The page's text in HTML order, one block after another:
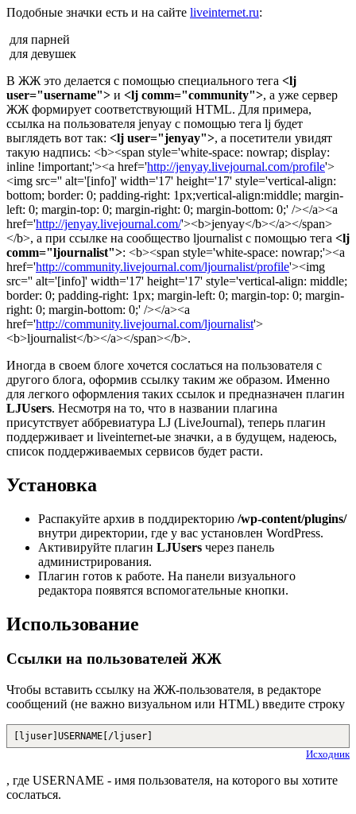
Подобные значки есть и на сайте liveinternet.ru:
для парней
для девушек
В ЖЖ это делается с помощью специального тега <lj
user="username"> и <lj comm="community">, a уже сервер
ЖЖ формирует соответствующий HTML. Для примера,
ссылка на пользователя jenyay с помощью тега lj будет
выглядеть вот так: <lj user="jenyay">, а посетители увидят
такую надпись: <b><span style='white-space: nowrap; display:
inline !important;'><a href='http://jenyay.livejournal.com/profile'>
<img src='' alt='[info]' width='17' height='17' style='vertical-align:
bottom; border: 0; padding-right: 1px;vertical-align:middle; margin-
left: 0; margin-top: 0; margin-right: 0; margin-bottom: 0;' /></a><a
href='http://jenyay.livejournal.com/'><b>jenyay</b></a></span>
</b>, а при ссылке на сообщество ljournalist с помощью тега <lj
comm="ljournalist">: <b><span style='white-space: nowrap;'><a
href='http://community.livejournal.com/ljournalist/profile'><img
src='' alt='[info]' width='17' height='17' style='vertical-align: middle;
border: 0; padding-right: 1px; margin-left: 0; margin-top: 0; margin-
right: 0; margin-bottom: 0;' /></a><a
href='http://community.livejournal.com/ljournalist'>
<b>ljournalist</b></a></span></b>.
Иногда в своем блоге хочется сослаться на пользователя с
другого блога, оформив ссылку таким же образом. Именно
для легкого оформления таких ссылок и предназначен плагин
LJUsers. Несмотря на то, что в названии плагина
присутствует аббревиатура LJ (LiveJournal), теперь плагин
поддерживает и liveinternet-ые значки, а в будущем, надеюсь,
список поддерживаемых сервисов будет расти.
Установка
Распакуйте архив в поддиректорию /wp-content/plugins/
внутри директории, где у вас установлен WordPress.
Активируйте плагин LJUsers через панель
администрирования.
Плагин готов к работе. На панели визуального
редактора появятся вспомогательные кнопки.
Использование
Ссылки на пользователей ЖЖ
Чтобы вставить ссылку на ЖЖ-пользователя, в редакторе
сообщений (не важно визуальном или HTML) введите строку
[ljuser]USERNAME[/ljuser]
Исходник
, где USERNAME - имя пользователя, на которого вы хотите
сослаться.